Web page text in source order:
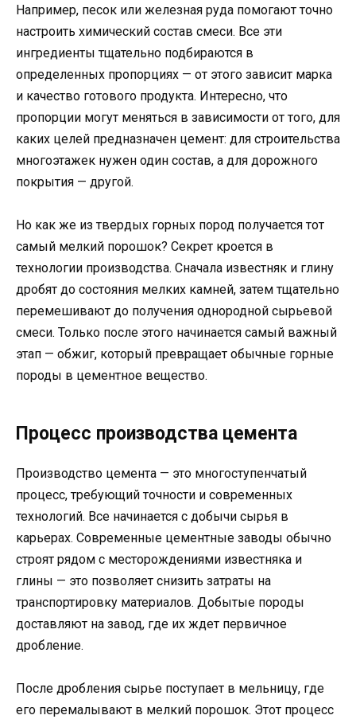
Например, песок или железная руда помогают точно
настроить химический состав смеси. Все эти
ингредиенты тщательно подбираются в
определенных пропорциях — от этого зависит марка
и качество готового продукта. Интересно, что
пропорции могут меняться в зависимости от того, для
каких целей предназначен цемент: для строительства
многоэтажек нужен один состав, а для дорожного
покрытия — другой.
Но как же из твердых горных пород получается тот
самый мелкий порошок? Секрет кроется в
технологии производства. Сначала известняк и глину
дробят до состояния мелких камней, затем тщательно
перемешивают до получения однородной сырьевой
смеси. Только после этого начинается самый важный
этап — обжиг, который превращает обычные горные
породы в цементное вещество.
Процесс производства цемента
Производство цемента — это многоступенчатый
процесс, требующий точности и современных
технологий. Все начинается с добычи сырья в
карьерах. Современные цементные заводы обычно
строят рядом с месторождениями известняка и
глины — это позволяет снизить затраты на
транспортировку материалов. Добытые породы
доставляют на завод, где их ждет первичное
дробление.
После дробления сырье поступает в мельницу, где
его перемалывают в мелкий порошок. Этот процесс